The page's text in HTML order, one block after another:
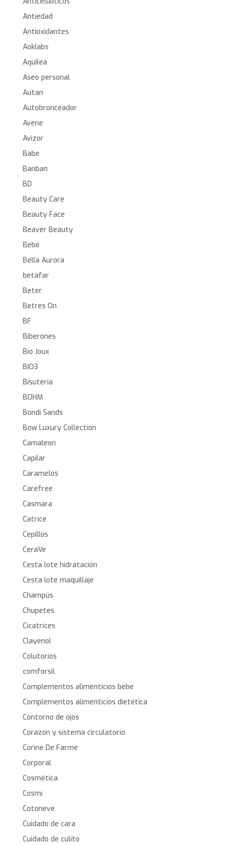
Antiedad
Antioxidantes
Aoklabs
Aquilea
Aseo personal
Autan
Autobronceador
Avene
Avizor
Babe
Banban
BD
Beauty Care
Beauty Face
Beaver Beauty
Bebé
Bella Aurora
betafar
Beter
Betres On
BF
Biberones
Bio Joux
BIO3
Bisuteria
BOHM
Bondi Sands
Bow Luxury Collection
Camaleon
Capilar
Caramelos
Carefree
Casmara
Catrice
Cepillos
CeraVe
Cesta lote hidratación
Cesta lote maquillaje
Champús
Chupetes
Cicatrices
Clayenol
Colutorios
comforsil
Complementos alimenticios bebe
Complementos alimenticios dietética
Contorno de ojos
Corazón y sistema circulatorio
Corine De Farme
Corporal
Cosmética
Cosmi
Cotoneve
Cuidado de cara
Cuidado de culito